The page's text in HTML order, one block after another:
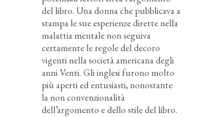
del libro. Una donna che pubblicava a
stampa le sue esperienze dirette nella
malattia mentale non seguiva
certamente le regole del decoro
vigenti nella società americana degli
anni Venti. Gli inglesi furono molto
più aperti ed entusiasti, nonostante
la non convenzionalità
dell’argomento e dello stile del libro.